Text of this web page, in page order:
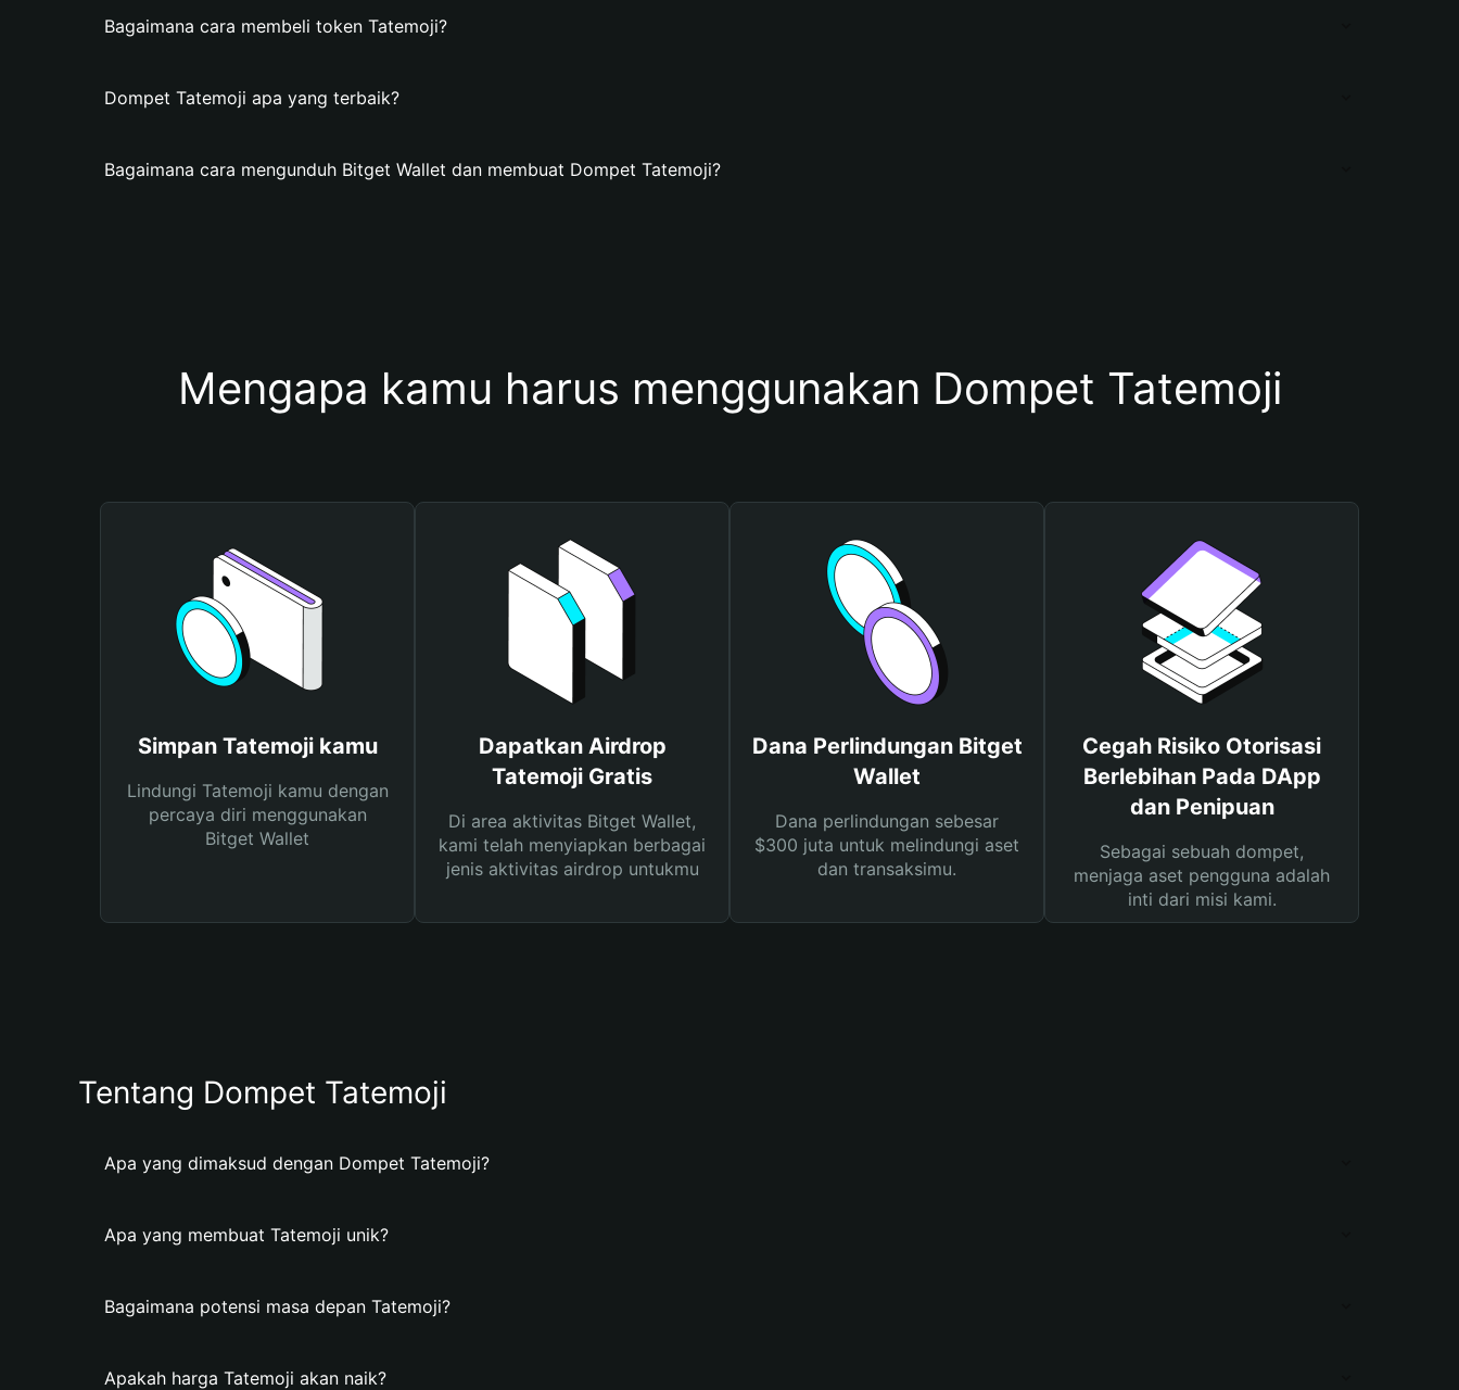
Bagaimana cara membeli token Tatemoji?
Dompet Tatemoji apa yang terbaik?
Bagaimana cara mengunduh Bitget Wallet dan membuat Dompet Tatemoji?
Mengapa kamu harus menggunakan Dompet Tatemoji
Simpan Tatemoji kamu
Lindungi Tatemoji kamu dengan
percaya diri menggunakan
Bitget Wallet
Dapatkan Airdrop
Tatemoji Gratis
Di area aktivitas Bitget Wallet,
kami telah menyiapkan berbagai
jenis aktivitas airdrop untukmu
Dana Perlindungan Bitget
Wallet
Dana perlindungan sebesar
$300 juta untuk melindungi aset
dan transaksimu.
Cegah Risiko Otorisasi
Berlebihan Pada DApp
dan Penipuan
Sebagai sebuah dompet,
menjaga aset pengguna adalah
inti dari misi kami.
Tentang Dompet Tatemoji
Apa yang dimaksud dengan Dompet Tatemoji?
Apa yang membuat Tatemoji unik?
Bagaimana potensi masa depan Tatemoji?
Apakah harga Tatemoji akan naik?